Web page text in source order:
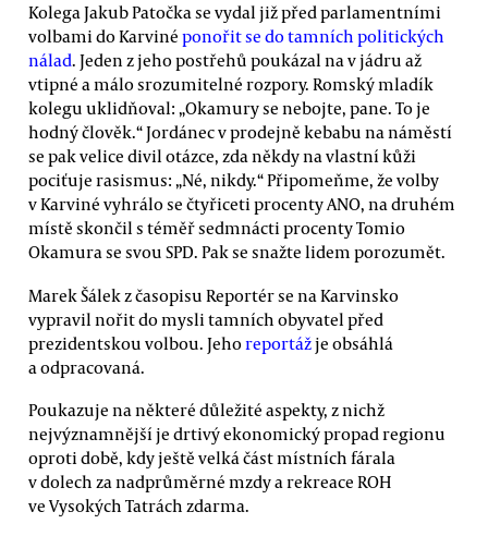
Kolega Jakub Patočka se vydal již před parlamentními
volbami do Karviné ponořit se do tamních politických
nálad. Jeden z jeho postřehů poukázal na v jádru až
vtipné a málo srozumitelné rozpory. Romský mladík
kolegu uklidňoval: „Okamury se nebojte, pane. To je
hodný člověk.“ Jordánec v prodejně kebabu na náměstí
se pak velice divil otázce, zda někdy na vlastní kůži
pociťuje rasismus: „Né, nikdy.“ Připomeňme, že volby
v Karviné vyhrálo se čtyřiceti procenty ANO, na druhém
místě skončil s téměř sedmnácti procenty Tomio
Okamura se svou SPD. Pak se snažte lidem porozumět.
Marek Šálek z časopisu Reportér se na Karvinsko
vypravil nořit do mysli tamních obyvatel před
prezidentskou volbou. Jehoreportážje obsáhlá
a odpracovaná.
Poukazuje na některé důležité aspekty, z nichž
nejvýznamnější je drtivý ekonomický propad regionu
oproti době, kdy ještě velká část místních fárala
v dolech za nadprůměrné mzdy a rekreace ROH
ve Vysokých Tatrách zdarma.